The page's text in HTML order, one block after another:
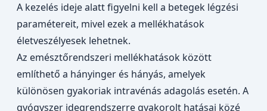
A kezelés ideje alatt figyelni kell a betegek légzési
paramétereit, mivel ezek a mellékhatások
életveszélyesek lehetnek.
Az emésztőrendszeri mellékhatások között
említhető a hányinger és hányás, amelyek
különösen gyakoriak intravénás adagolás esetén. A
gyógyszer idegrendszerre gyakorolt hatásai közé